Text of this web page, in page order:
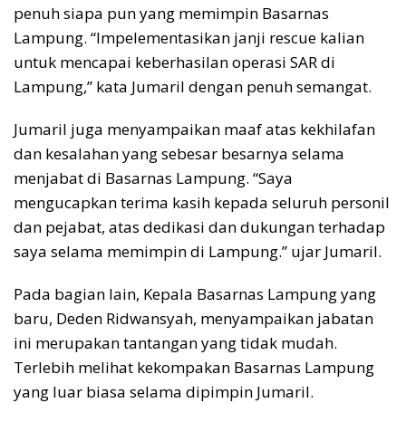
penuh siapa pun yang memimpin Basarnas
Lampung. “Impelementasikan janji rescue kalian
untuk mencapai keberhasilan operasi SAR di
Lampung,” kata Jumaril dengan penuh semangat.
Jumaril juga menyampaikan maaf atas kekhilafan
dan kesalahan yang sebesar besarnya selama
menjabat di Basarnas Lampung. “Saya
mengucapkan terima kasih kepada seluruh personil
dan pejabat, atas dedikasi dan dukungan terhadap
saya selama memimpin di Lampung.” ujar Jumaril.
Pada bagian lain, Kepala Basarnas Lampung yang
baru, Deden Ridwansyah, menyampaikan jabatan
ini merupakan tantangan yang tidak mudah.
Terlebih melihat kekompakan Basarnas Lampung
yang luar biasa selama dipimpin Jumaril.